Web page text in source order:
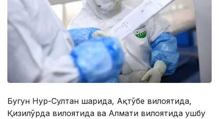
Бугун Нур-Султан шаҳрида, Ақтўбе вилоятида,
Қизилўрда вилоятида ва Алмати вилоятида ушбу